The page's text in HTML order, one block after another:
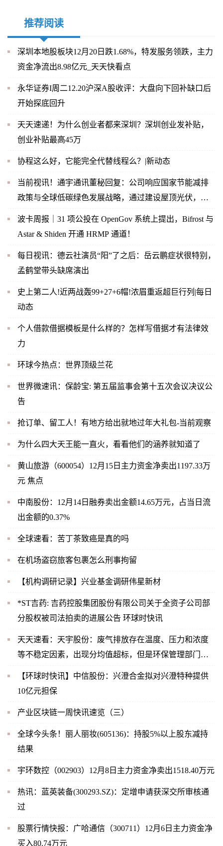
推荐阅读
深圳本地股板块12月20日跌1.68%，特发服务领跌，主力
资金净流出8.98亿元_天天快看点
永华证券I周二12.20沪深A股收评：大盘向下回补缺口后
开始探底回升
天天速递！为什么创业者都来深圳？深圳创业发补贴，
创业补贴最高45万
协程这么好，它能完全代替线程么？|新动态
当前视讯！通宇通讯董秘回复：公司响应国家节能减排
政策与全球低碳绿色发展战略，通过建设屋顶光伏，实
波卡周报｜31 项公投在 OpenGov 系统上提出，Bifrost 与
Astar & Shiden 开通 HRMP 通道！
每日视讯：德云社演员“阳”了之后：岳云鹏症状很特别，
孟鹤堂带头缺席演出
史上第二人!近两战轰99+27+6帽!浓眉重返超巨行列|每日
动态
个人借款借据模板是什么样的？怎样写借据才有法律效
力
环球今热点：世界顶级兰花
世界微速讯：保龄宝: 第五届监事会第十五次会议决议公
告
抢订单、留工人！有地方给出就地过年大礼包-当前观察
为什么四大天王能一直火，看看他们的涵养就知道了
黄山旅游（600054）12月15日主力资金净卖出1197.33万
元 焦点
中南股份：12月14日融券卖出金额14.65万元，占当日流
出金额的0.37%
全球速看：苦丁茶致癌是真的吗
在机场盗窃旅客包裹怎么刑事拘留
【机构调研记录】兴业基金调研伟星新材
*ST吉药: 吉药控股集团股份有限公司关于全资子公司部
分股权被司法拍卖的进展公告 环球时快讯
天天速看：天宇股份：废气排放存在温度、压力和浓度
等不稳定因素，出现分均值超标，但是环保管理部门关
【环球时快讯】中信股份：兴澄合金拟对兴澄特种提供
10亿元担保
产业区块链一周快讯速览（三）
全球今头条！丽人丽妆(605136)：持股5%以上股东减持
结果
宇环数控（002903）12月8日主力资金净卖出1518.40万元
热讯：蓝英装备(300293.SZ)：定增申请获深交所审核通
过
股票行情快报：广哈通信（300711）12月6日主力资金净
买入80.74万元